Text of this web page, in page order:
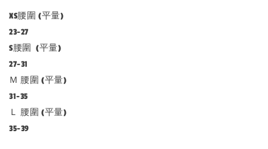
XS腰圍 (平量)
23-27
S腰圍 (平量)
27-31
Ｍ 腰圍 (平量)
31-35
Ｌ 腰圍 (平量)
35-39